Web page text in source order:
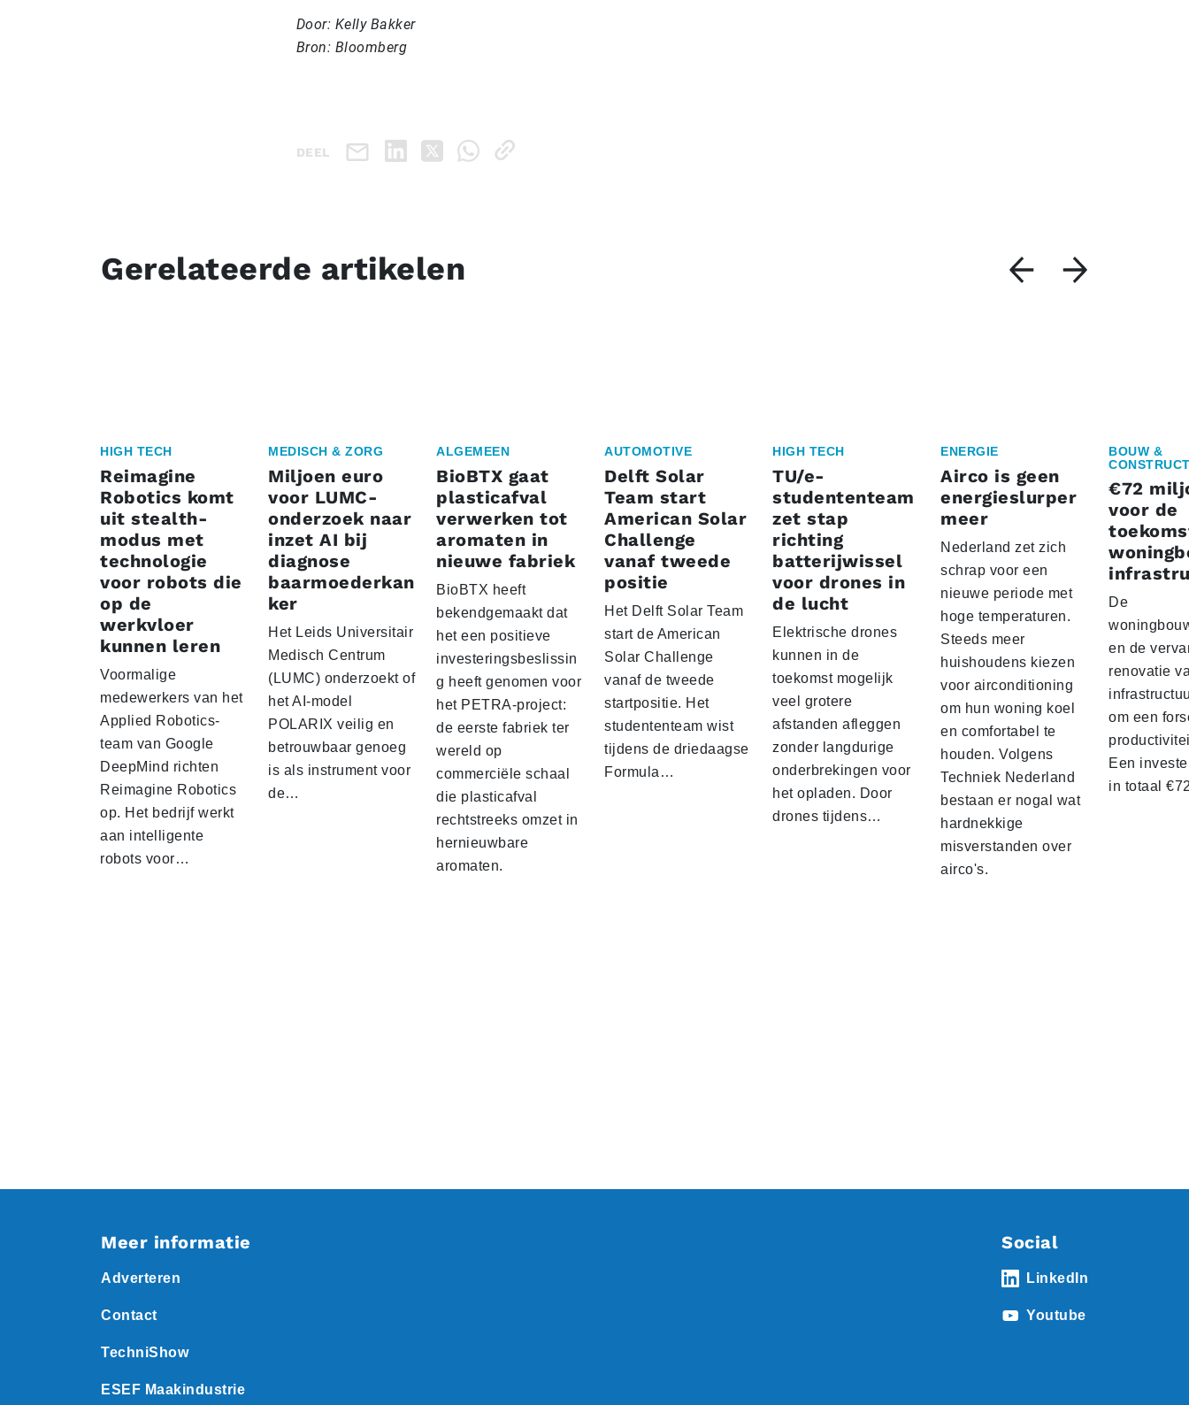
Door: Kelly Bakker
Bron: Bloomberg
DEEL
Gerelateerde artikelen
HIGH TECH
Reimagine
Robotics komt
uit stealth-
modus met
technologie
voor robots die
op de
werkvloer
kunnen leren
Voormalige
medewerkers van het
Applied Robotics-
team van Google
DeepMind richten
Reimagine Robotics
op. Het bedrijf werkt
aan intelligente
robots voor…
MEDISCH & ZORG
Miljoen euro
voor LUMC-
onderzoek naar
inzet AI bij
diagnose
baarmoederkan
ker
Het Leids Universitair
Medisch Centrum
(LUMC) onderzoekt of
het AI-model
POLARIX veilig en
betrouwbaar genoeg
is als instrument voor
de…
ALGEMEEN
BioBTX gaat
plasticafval
verwerken tot
aromaten in
nieuwe fabriek
BioBTX heeft
bekendgemaakt dat
het een positieve
investeringsbeslissin
g heeft genomen voor
het PETRA-project:
de eerste fabriek ter
wereld op
commerciële schaal
die plasticafval
rechtstreeks omzet in
hernieuwbare
aromaten.
AUTOMOTIVE
Delft Solar
Team start
American Solar
Challenge
vanaf tweede
positie
Het Delft Solar Team
start de American
Solar Challenge
vanaf de tweede
startpositie. Het
studententeam wist
tijdens de driedaagse
Formula…
HIGH TECH
TU/e-
studententeam
zet stap
richting
batterijwissel
voor drones in
de lucht
Elektrische drones
kunnen in de
toekomst mogelijk
veel grotere
afstanden afleggen
zonder langdurige
onderbrekingen voor
het opladen. Door
drones tijdens…
ENERGIE
Airco is geen
energieslurper
meer
Nederland zet zich
schrap voor een
nieuwe periode met
hoge temperaturen.
Steeds meer
huishoudens kiezen
voor airconditioning
om hun woning koel
en comfortabel te
houden. Volgens
Techniek Nederland
bestaan er nogal wat
hardnekkige
misverstanden over
airco's.
BOUW &
€72
voor de
De
en de
renovatie
om een
Een
in totaal
Meer informatie
Adverteren
Contact
TechniShow
ESEF Maakindustrie
Social
LinkedIn
Youtube